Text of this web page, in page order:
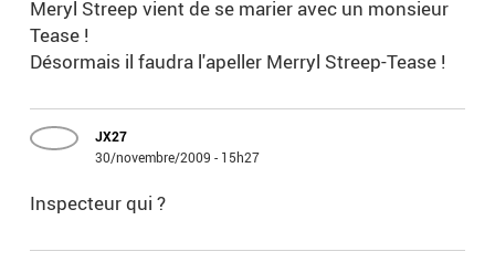
Meryl Streep vient de se marier avec un monsieur
Tease !
Désormais il faudra l'apeller Merryl Streep-Tease !
JX27
30/novembre/2009 - 15h27
Inspecteur qui ?